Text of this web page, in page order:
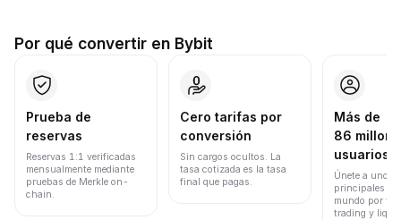
Por qué convertir en Bybit
Prueba de
reservas
Reservas 1:1 verificadas
mensualmente mediante
pruebas de Merkle on-
chain.
Cero tarifas por
conversión
Sin cargos ocultos. La
tasa cotizada es la tasa
final que pagas.
Más de
86
usuarios
Únete a uno
principales
mundo por
trading y